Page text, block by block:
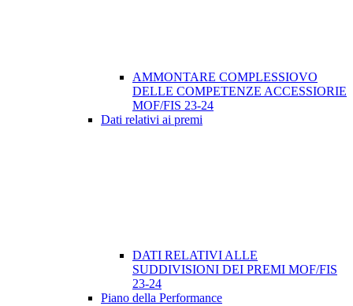
AMMONTARE COMPLESSIOVO
DELLE COMPETENZE ACCESSIORIE
MOF/FIS 23-24
Dati relativi ai premi
DATI RELATIVI ALLE
SUDDIVISIONI DEI PREMI MOF/FIS
23-24
Piano della Performance